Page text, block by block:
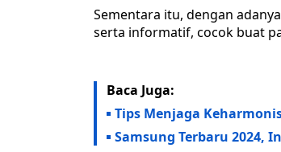
Sementara itu, dengan
serta informatif, cocok buat
Baca Juga:
Tips Menjaga
Samsung Terbaru 2024,